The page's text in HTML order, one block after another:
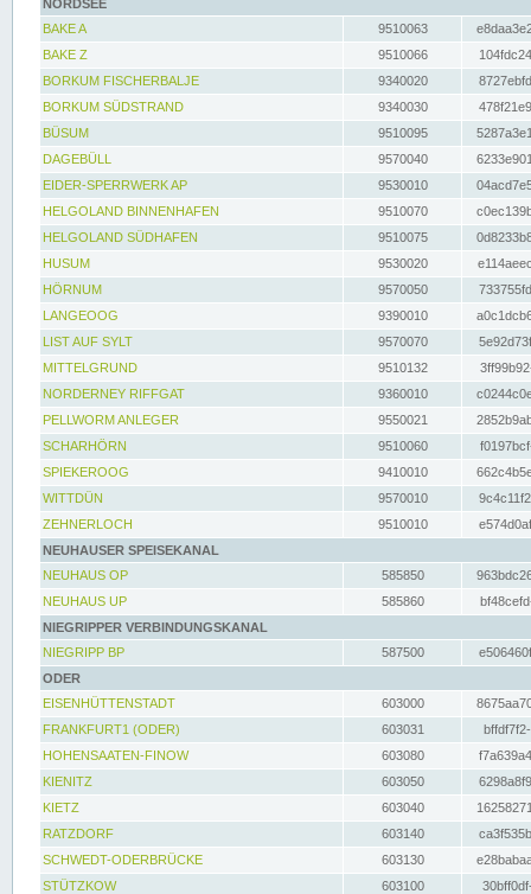
NORDSEE
BAKE A
9510063
BAKE Z
9510066
BORKUM FISCHERBALJE
9340020
BORKUM SÜDSTRAND
9340030
BÜSUM
9510095
DAGEBÜLL
9570040
EIDER-SPERRWERK AP
9530010
HELGOLAND BINNENHAFEN
9510070
HELGOLAND SÜDHAFEN
9510075
HUSUM
9530020
HÖRNUM
9570050
LANGEOOG
9390010
LIST AUF SYLT
9570070
MITTELGRUND
9510132
NORDERNEY RIFFGAT
9360010
PELLWORM ANLEGER
9550021
SCHARHÖRN
9510060
SPIEKEROOG
9410010
WITTDÜN
9570010
ZEHNERLOCH
9510010
NEUHAUSER SPEISEKANAL
NEUHAUS OP
585850
NEUHAUS UP
585860
NIEGRIPPER VERBINDUNGSKANAL
NIEGRIPP BP
587500
ODER
EISENHÜTTENSTADT
603000
FRANKFURT1 (ODER)
603031
HOHENSAATEN-FINOW
603080
KIENITZ
603050
KIETZ
603040
RATZDORF
603140
SCHWEDT-ODERBRÜCKE
603130
STÜTZKOW
603100